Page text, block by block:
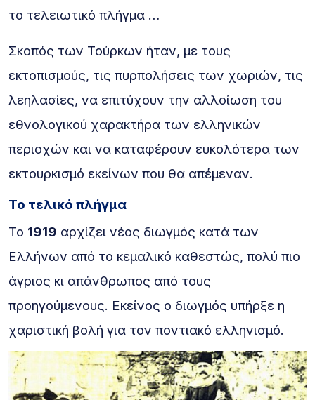
το τελειωτικό πλήγμα …
Σκοπός των Τούρκων ήταν, με τους
εκτοπισμούς, τις πυρπολήσεις των χωριών, τις
λεηλασίες, να επιτύχουν την αλλοίωση του
εθνολογικού χαρακτήρα των ελληνικών
περιοχών και να καταφέρουν ευκολότερα των
εκτουρκισμό εκείνων που θα απέμεναν.
Το τελικό πλήγμα
Το 1919 αρχίζει νέος διωγμός κατά των
Ελλήνων από το κεμαλικό καθεστώς, πολύ πιο
άγριος κι απάνθρωπος από τους
προηγούμενους. Εκείνος ο διωγμός υπήρξε η
χαριστική βολή για τον ποντιακό ελληνισμό.